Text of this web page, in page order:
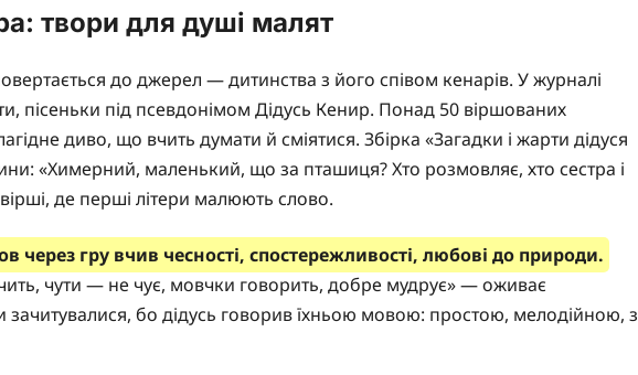
твори для душі малят
до джерел — дитинства з його співом кенарів. У журналі
пісеньки під псевдонімом Дідусь Кенир. Понад 50 віршованих
диво, що вчить думати й сміятися. Збірка «Загадки і жарти дідуся
«Химерний, маленький, що за пташиця? Хто розмовляє, хто сестра і
де перші літери малюють слово.
через гру вчив чесності, спостережливості, любові до природи.
чути — не чує, мовчки говорить, добре мудрує» — оживає
зачитувалися, бо дідусь говорив їхньою мовою: простою, мелодійною, з